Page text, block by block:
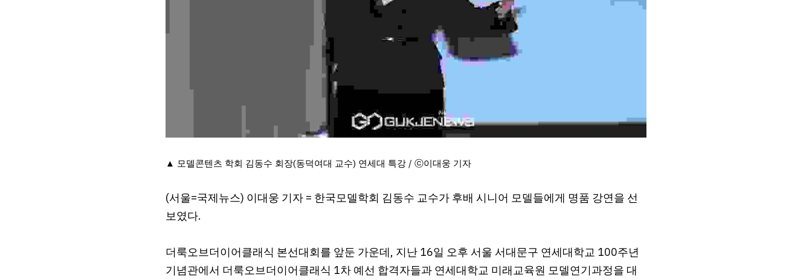
▲ 모델콘텐츠 학회 김동수 회장(동덕여대 교수) 연세대 특강 / ⓒ이대웅 기자
(서울=국제뉴스) 이대웅 기자 = 한국모델학회 김동수 교수가 후배 시니어 모델들에게 명품 강연을 선
보였다.
더룩오브더이어클래식 본선대회를 앞둔 가운데, 지난 16일 오후 서울 서대문구 연세대학교 100주년
기념관에서 더룩오브더이어클래식 1차 예선 합격자들과 연세대학교 미래교육원 모델연기과정을 대